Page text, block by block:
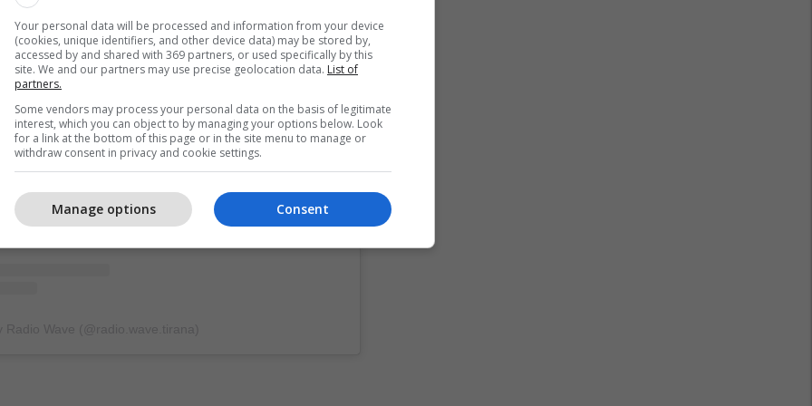
post on Instagram
Your personal data will be processed and information from your device
(cookies, unique identifiers, and other device data) may be stored by,
accessed by and shared with 369 partners, or used specifically by this
site. We and our partners may use precise geolocation data. List of
partners.
Some vendors may process your personal data on the basis of legitimate
interest, which you can object to by managing your options below. Look
for a link at the bottom of this page or in the site menu to manage or
withdraw consent in privacy and cookie settings.
Consent
Manage options